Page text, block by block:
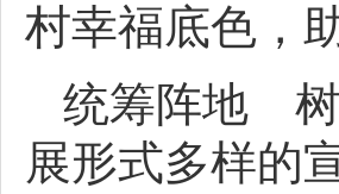
村幸福底色，
统筹阵地 树
展形式多样的